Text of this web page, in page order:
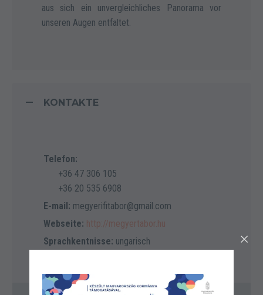
aus sich ein unvergleichliches Panorama vor
unseren Augen entfaltet.
KONTAKTE
Telefon:
+36 47 306 105
+36 20 535 6908
E-mail: megyerifitabor@gmail.com
Webseite: http://megyertabor.hu
Sprachkentnisse: ungarisch